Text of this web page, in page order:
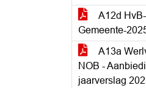
A12d
Gemeente-
A13a
NOB -
jaarverslag